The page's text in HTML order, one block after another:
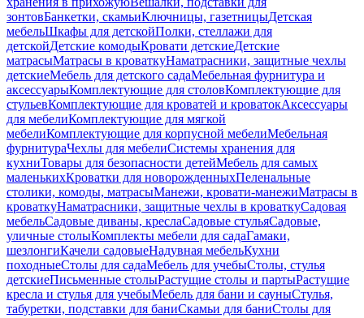
зонтовБанкетки, скамьиКлючницы, газетницыДетская
мебельШкафы для детскойПолки, стеллажи для
детскойДетские комодыКровати детскиеДетские
матрасыМатрасы в кроваткуНаматрасники, защитные чехлы
детскиеМебель для детского садаМебельная фурнитура и
аксессуарыКомплектующие для столовКомплектующие для
стульевКомплектующие для кроватей и кроватокАксессуары
для мебелиКомплектующие для мягкой
мебелиКомплектующие для корпусной мебелиМебельная
фурнитураЧехлы для мебелиСистемы хранения для
кухниТовары для безопасности детейМебель для самых
маленькихКроватки для новорожденныхПеленальные
столики, комоды, матрасыМанежи, кровати-манежиМатрасы в
кроваткуНаматрасники, защитные чехлы в кроваткуСадовая
мебельСадовые диваны, креслаСадовые стульяСадовые,
уличные столыКомплекты мебели для садаГамаки,
шезлонгиКачели садовыеНадувная мебельКухни
походныеСтолы для садаМебель для учебыСтолы, стулья
детскиеПисьменные столыРастущие столы и партыРастущие
кресла и стулья для учебыМебель для бани и сауныСтулья,
табуретки, подставки для баниСкамьи для баниСтолы для